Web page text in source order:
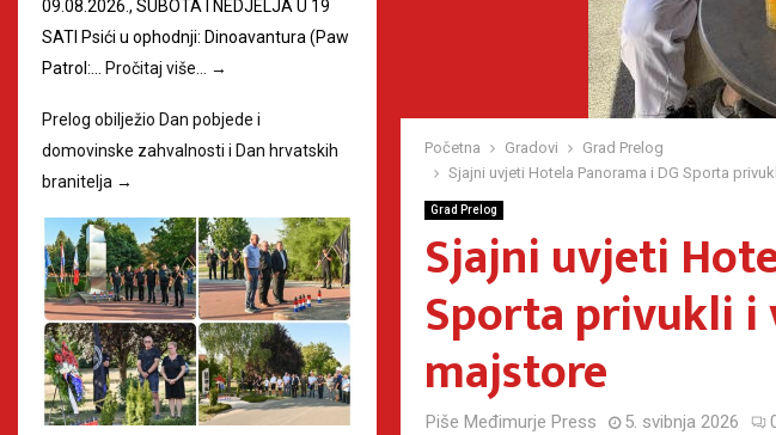
Početna Gradovi
Grad Prelog
Sjajni uvjeti Hotela Panorama i DG Sporta
Grad Prelog
Sjajni uvjeti
Sporta privukli i
majstore
Piše Međimurje Press 5. svibnja 2026
09.08.2026., SUBOTA I NEDJELJA U 19
SATI Psići u ophodnji: Dinoavantura (Paw
Patrol:… Pročitaj više… →
Prelog obilježio Dan pobjede i
domovinske zahvalnosti i Dan hrvatskih
branitelja →